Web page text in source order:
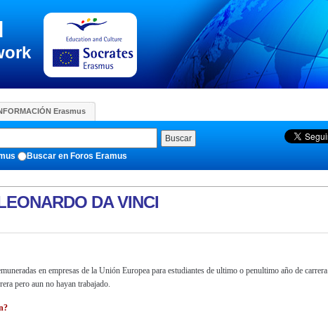
Erasmus
Buscar
Buscar en Foros Eramus
DA VINCI
en empresas de la Unión Europea para estudiantes de ultimo o penultimo año de
pero aun no hayan trabajado.